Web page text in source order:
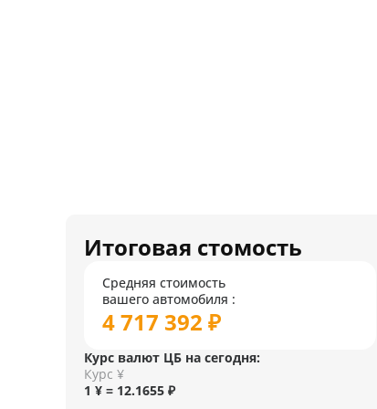
Итоговая стомость
Средняя стоимость
вашего автомобиля :
4 717 392 ₽
Курс валют ЦБ на сегодня:
Курс ¥
1 ¥ = 12.1655 ₽